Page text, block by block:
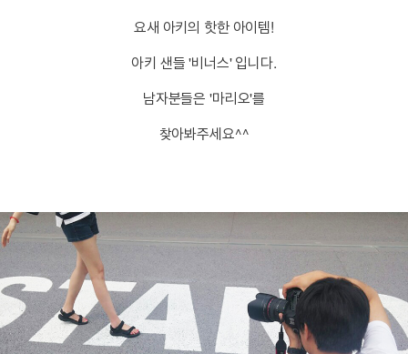
요새 아키의 핫한 아이템!
아키 샌들 '비너스' 입니다.
남자분들은 '마리오'를
찾아봐주세요^^